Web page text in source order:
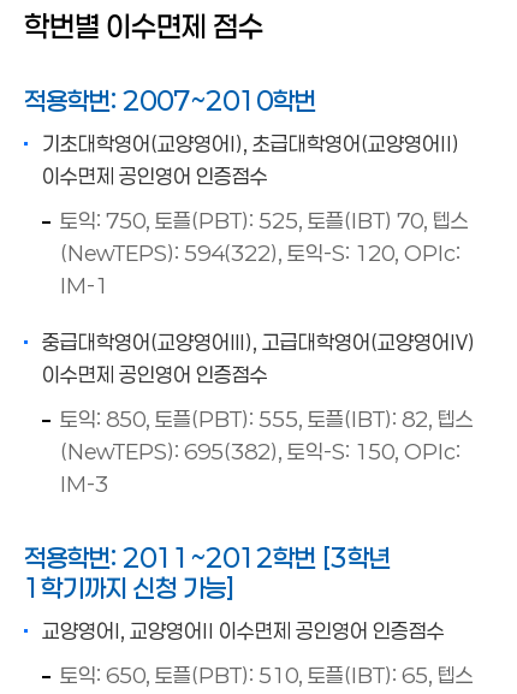
학년별 영어능력 인증제
학번별 이수면제 점수
적용학번: 2007~2010학번
기초대학영어(교양영어Ⅰ), 초급대학영어(교양영어Ⅱ)
이수면제 공인영어 인증점수
토익: 750, 토플(PBT): 525, 토플(IBT) 70, 텝스
(NewTEPS): 594(322), 토익-S: 120, OPIc:
IM-1
중급대학영어(교양영어Ⅲ), 고급대학영어(교양영어Ⅳ)
이수면제 공인영어 인증점수
토익: 850, 토플(PBT): 555, 토플(IBT): 82, 텝스
(NewTEPS): 695(382), 토익-S: 150, OPIc:
IM-3
적용학번: 2011~2012학번 [3학년
1학기까지 신청 가능]
교양영어Ⅰ, 교양영어Ⅱ 이수면제 공인영어 인증점수
토익: 650, 토플(PBT): 510, 토플(IBT): 65, 텝스